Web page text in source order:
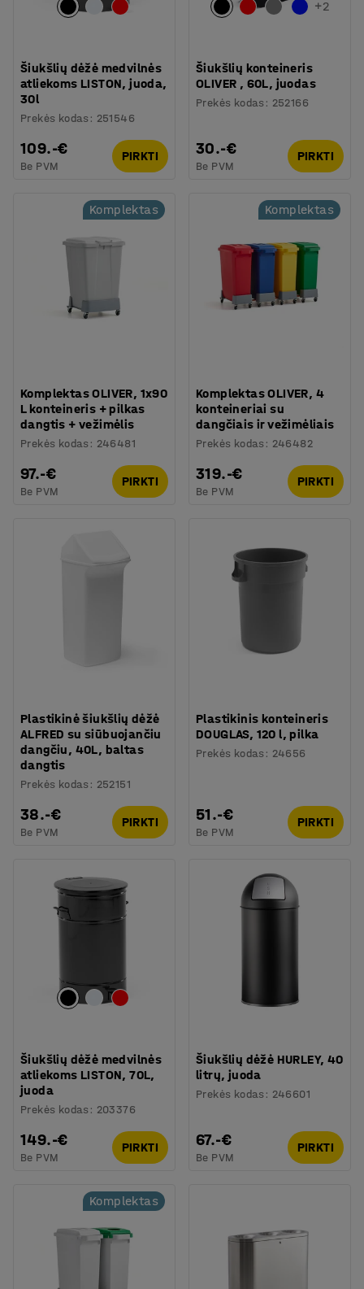
Šiukšlių dėžė medvilnės
atliekoms LISTON, juoda,
30l
Prekės kodas : 251546
109.-€
Be PVM
PIRKTI
+2
Šiukšlių konteineris
OLIVER , 60L, juodas
Prekės kodas : 252166
30.-€
Be PVM
PIRKTI
Komplektas
Komplektas OLIVER, 1x90
L konteineris + pilkas
dangtis + vežimėlis
Prekės kodas : 246481
97.-€
Be PVM
PIRKTI
Komplektas
Komplektas OLIVER, 4
konteineriai su
dangčiais ir vežimėliais
Prekės kodas : 246482
319.-€
Be PVM
PIRKTI
Plastikinė šiukšlių dėžė
ALFRED su siūbuojančiu
dangčiu, 40L, baltas
dangtis
Prekės kodas : 252151
38.-€
Be PVM
PIRKTI
Plastikinis konteineris
DOUGLAS, 120 l, pilka
Prekės kodas : 24656
51.-€
Be PVM
PIRKTI
Šiukšlių dėžė medvilnės
atliekoms LISTON, 70L,
juoda
Prekės kodas : 203376
149.-€
Be PVM
PIRKTI
Šiukšlių dėžė HURLEY, 40
litrų, juoda
Prekės kodas : 246601
67.-€
Be PVM
PIRKTI
Komplektas